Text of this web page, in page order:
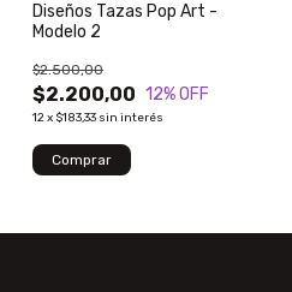
Diseños Tazas Pop Art -
Modelo 2
$2.200,00
$2.500,00
12% OFF
12x $183,33 sin interés